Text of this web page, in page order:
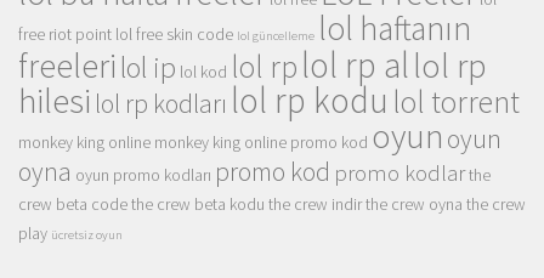
free riot point lol free skin code lol güncelleme lol haftanın
freeleri lol ip lol kod lol rplol rp allol rp
hilesi lol rp kodları lol rp kodu lol torrent
monkey king online monkey king online promo kod oyun oyun
oyna oyun promo kodları promo kod promo kodlarthe
crew beta codethe crew beta kodu the crew indirthe crew oyna the crew
play ücretsiz oyun